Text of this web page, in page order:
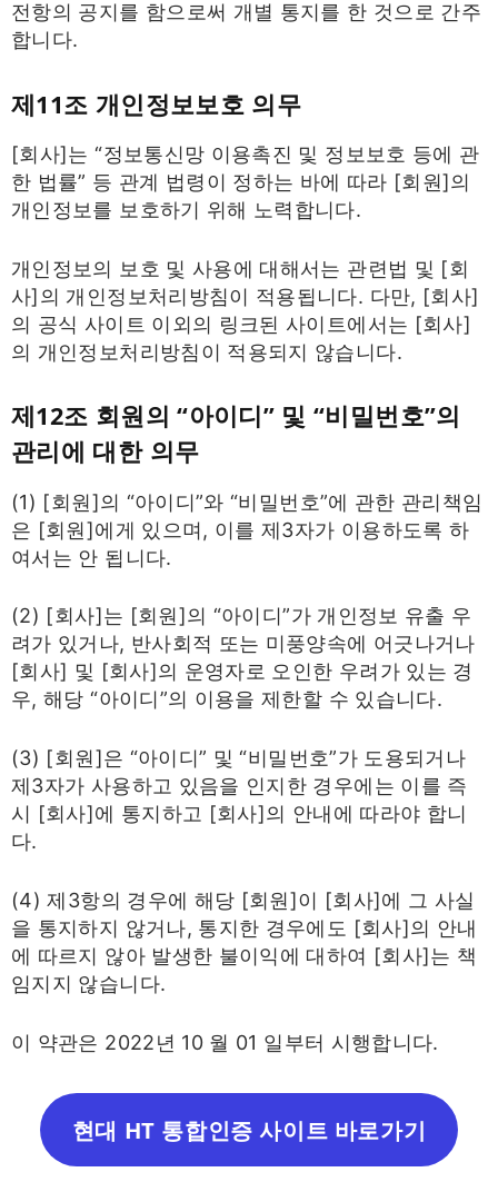
전항의 공지를 함으로써 개별 통지를 한 것으로 간주
합니다.
제11조 개인정보보호 의무
[회사]는 “정보통신망 이용촉진 및 정보보호 등에 관
한 법률” 등 관계 법령이 정하는 바에 따라 [회원]의
개인정보를 보호하기 위해 노력합니다.
개인정보의 보호 및 사용에 대해서는 관련법 및 [회
사]의 개인정보처리방침이 적용됩니다. 다만, [회사]
의 공식 사이트 이외의 링크된 사이트에서는 [회사]
의 개인정보처리방침이 적용되지 않습니다.
제12조 회원의 “아이디” 및 “비밀번호”의
관리에 대한 의무
(1) [회원]의 “아이디”와 “비밀번호”에 관한 관리책임
은 [회원]에게 있으며, 이를 제3자가 이용하도록 하
여서는 안 됩니다.
(2) [회사]는 [회원]의 “아이디”가 개인정보 유출 우
려가 있거나, 반사회적 또는 미풍양속에 어긋나거나
[회사] 및 [회사]의 운영자로 오인한 우려가 있는 경
우, 해당 “아이디”의 이용을 제한할 수 있습니다.
(3) [회원]은 “아이디” 및 “비밀번호”가 도용되거나
제3자가 사용하고 있음을 인지한 경우에는 이를 즉
시 [회사]에 통지하고 [회사]의 안내에 따라야 합니
다.
(4) 제3항의 경우에 해당 [회원]이 [회사]에 그 사실
을 통지하지 않거나, 통지한 경우에도 [회사]의 안내
에 따르지 않아 발생한 불이익에 대하여 [회사]는 책
임지지 않습니다.
이 약관은 2022년 10 월 01 일부터 시행합니다.
현대 HT 통합인증 사이트 바로가기